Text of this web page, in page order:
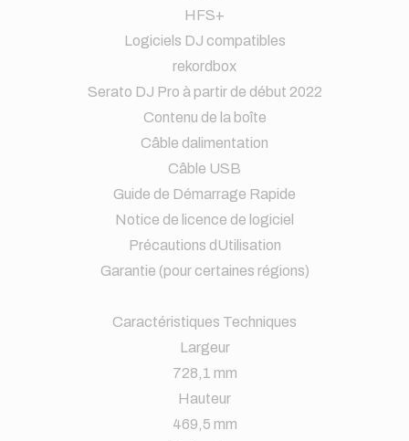
HFS+
Logiciels DJ compatibles
rekordbox
Serato DJ Pro à partir de début 2022
Contenu de la boîte
Câble dalimentation
Câble USB
Guide de Démarrage Rapide
Notice de licence de logiciel
Précautions dUtilisation
Garantie (pour certaines régions)
Caractéristiques Techniques
Largeur
728,1 mm
Hauteur
469,5 mm